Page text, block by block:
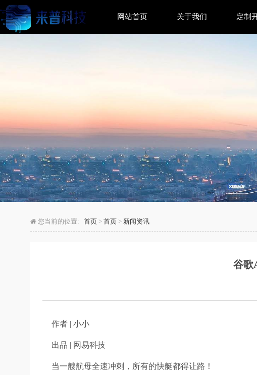
谷歌AI强势回归：Gemini 3
网站首页 关于我们 定制
您当前的位置: 首页 > 首页 > 新闻资讯
谷歌
作者 | 小小
出品 | 网易科技
当一艘航母全速冲刺，所有的快艇都得让路！